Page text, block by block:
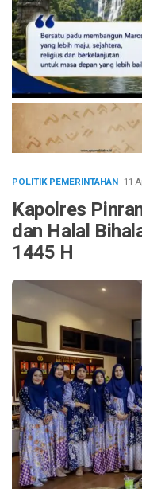
POLITIK PEMERINTAHAN· 11
Kapolres
dan Halal
1445 H